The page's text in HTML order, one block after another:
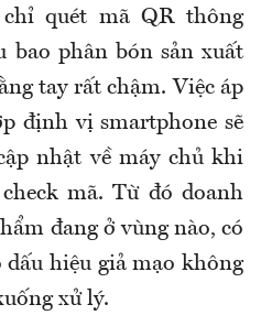
quét mã QR thông
bao phân bón sản xuất
tay rất chậm. Việc áp
định vị smartphone sẽ
nhật về máy chủ khi
mã. Từ đó doanh
đang ở vùng nào, có
dấu hiệu giả mạo không
xử lý.